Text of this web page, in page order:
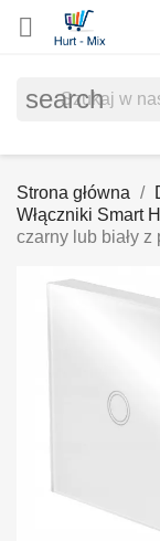

search
Strona główna
Włączniki Smart
czarny lub biały